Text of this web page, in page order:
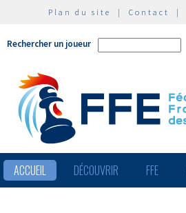
Plan du site | Contact |
Rechercher un joueur
ACCUEIL DÉCOUVRIR FFE